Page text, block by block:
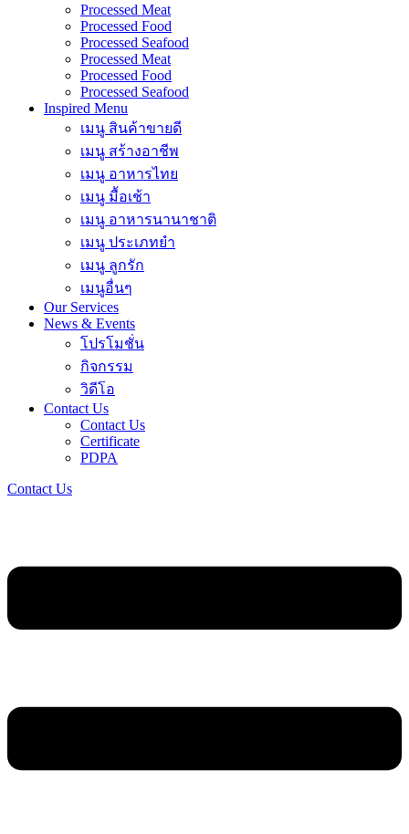
Processed Meat
Processed Food
Processed Seafood
Processed Meat
Processed Food
Processed Seafood
Inspired Menu
เมนู สินค้าขายดี
เมนู สร้างอาชีพ
เมนู อาหารไทย
เมนู มื้อเช้า
เมนู อาหารนานาชาติ
เมนู ประเภทยำ
เมนู ลูกรัก
เมนูอื่นๆ
Our Services
News & Events
โปรโมชั่น
กิจกรรม
วิดีโอ
Contact Us
Contact Us
Certificate
PDPA
Contact Us